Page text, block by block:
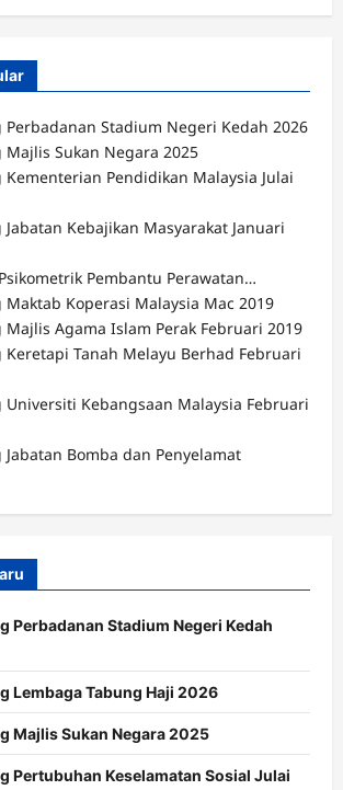
Perbadanan Stadium Negeri Kedah 2026
Majlis Sukan Negara 2025
Kementerian Pendidikan Malaysia Julai
Jabatan Kebajikan Masyarakat Januari
Pembantu Perawatan…
Maktab Koperasi Malaysia Mac 2019
Majlis Agama Islam Perak Februari 2019
Keretapi Tanah Melayu Berhad Februari
Universiti Kebangsaan Malaysia Februari
Jabatan Bomba dan Penyelamat
Perbadanan Stadium Negeri Kedah
Lembaga Tabung Haji 2026
Majlis Sukan Negara 2025
Pertubuhan Keselamatan Sosial Julai